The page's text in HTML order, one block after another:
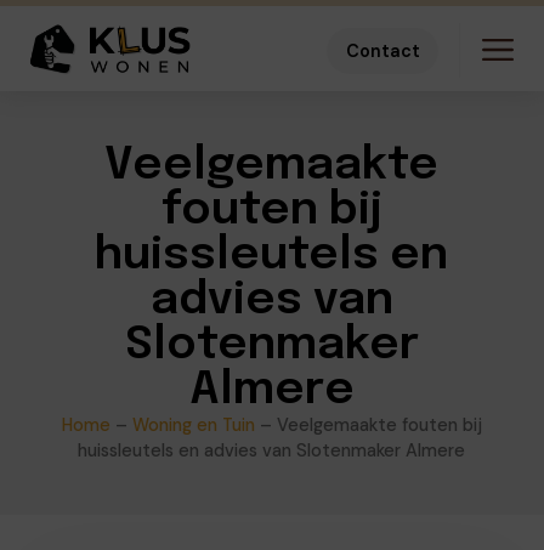
Contact
Veelgemaakte
fouten bij
huissleutels en
advies van
Slotenmaker
Almere
Home – Woning en Tuin – Veelgemaakte fouten bij
huissleutels en advies van Slotenmaker Almere